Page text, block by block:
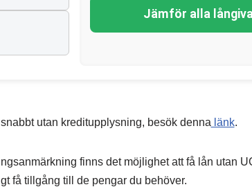
Jämför alla
utan kreditupplysning, besök denna länk.
finns det möjlighet att få lån utan
få tillgång till de pengar du behöver.